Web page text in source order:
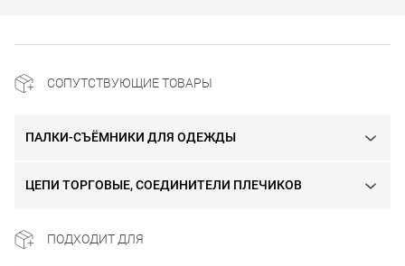
СОПУТСТВУЮЩИЕ ТОВАРЫ
ПАЛКИ-СЪЁМНИКИ ДЛЯ ОДЕЖДЫ
ЦЕПИ ТОРГОВЫЕ, СОЕДИНИТЕЛИ ПЛЕЧИКОВ
ПОДХОДИТ ДЛЯ